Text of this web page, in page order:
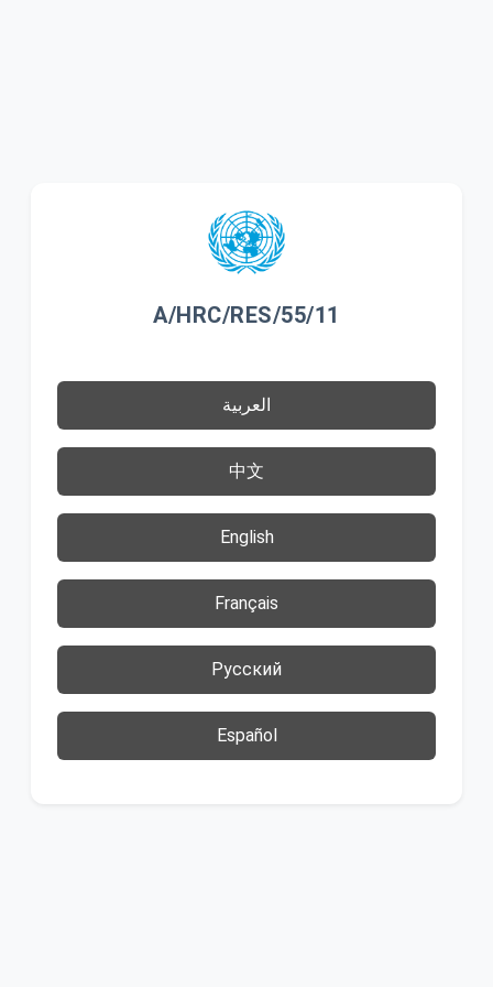
A/HRC/RES/55/11
العربية
中文
English
Français
Русский
Español